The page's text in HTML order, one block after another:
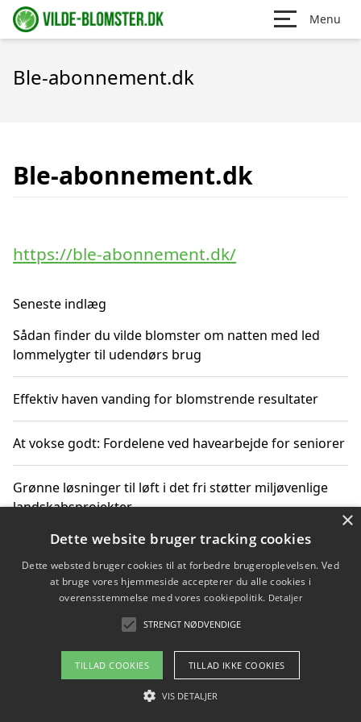
Menu
Ble-abonnement.dk
Ble-abonnement.dk
https://ble-abonnement.dk/
Seneste indlæg
Sådan finder du vilde blomster om natten med led
lommelygter til udendørs brug
Effektiv haven vanding for blomstrende resultater
At vokse godt: Fordelene ved havearbejde for seniorer
Grønne løsninger til løft i det fri støtter miljøvenlige
landskabsprojekter
Gør haven til et frirum for familien og naturen
Copyright 2026 - Pilanto Aps
Om / kontakt
Blog Betingelser
×
Dette website bruger tracking cookies
Dette websted bruger cookies til at forbedre brugeroplevelsen. Ved
at bruge vores hjemmeside accepterer du alle cookies i
overensstemmelse med vores cookiepolitik. Detaljer
STRENGT NØDVENDIGE
TILLAD COOKIES TILLAD IKKE COOKIES
VIS DETALJER